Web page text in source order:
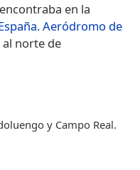
en la
.Aeródromo de
al norte de
y Campo Real.